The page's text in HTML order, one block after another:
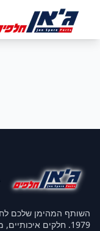
1979. חלקים איכותיים, מחירים תחרותיים ושירות יוצא דופן.